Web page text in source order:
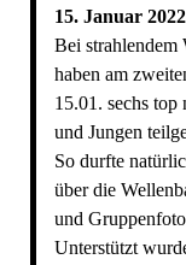
15. Januar 2022
Bei strahlendem
haben am
15.01. sechs
und Jungen
So durfte
über die
und
Unterstützt